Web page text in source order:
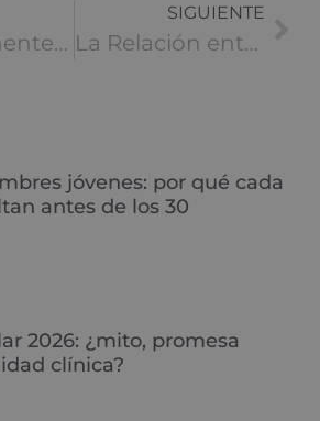
La permanente masculina en 2026
SIGUIENTE
La Relación entre la Salud Emocional y la Caída de Cabello
jóvenes: por qué cada
antes de los 30
2026: ¿mito, promesa
clínica?